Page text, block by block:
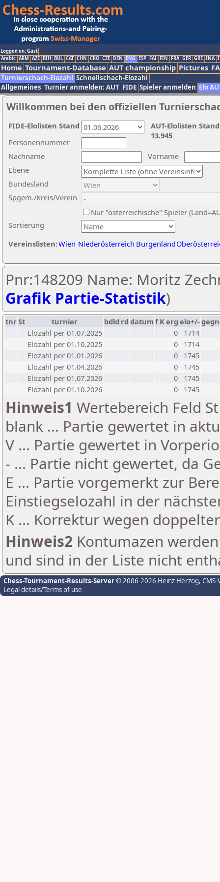
Logged on: Gast
Arabic ARM AZE BIH BUL CAT CHN CRO CZE DEN ENG ESP FAI FIN FRA GER GRE INA
Home Tournament-Database AUT championship Pictures
Turnierschach-Elozahl Schnellschach-Elozahl
Allgemeines Turnier anmelden: AUT FIDE Spieler anmelden Elo
Willkommen bei den offiziellen
Nachname
Vorname
Ebene
Sortierung
Personennummer
Bundesland
Spgem./Kreis/Verein
Nur "österreichische" Spieler
Vereinslisten:Wien Niederösterreich Burgenland
AUT-Elolisten
13.945
FIDE-Elolisten Stand
Pnr:148209 Name: Moritz
Grafik Partie-Statistik)
tnrSt turnier bdld rd datumf Kerg elo+/-
Elozahl per 01.07.2025
0
1714
Elozahl per 01.10.2025
0
1714
Elozahl per 01.01.2026
0
1745
Elozahl per 01.04.2026
0
1745
Elozahl per 01.07.2026
0
1745
Elozahl per 01.10.2026
0 1745
Hinweis1 Wertebereich Feld
blank ... Partie gewertet in
V ... Partie gewertet in
- ... Partie nicht gewertet, da
E ... Partie vorgemerkt zur
Einstiegselozahl in der
K ... Korrektur wegen
Hinweis2 Kontumazen
und sind in der Liste nicht
Chess-Tournament-Results-Server© 2006-2026 Heinz Herzog,
Legal details/Terms of use